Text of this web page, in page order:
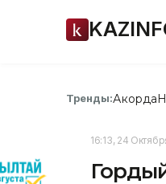
Тренды:Акорда
16:13, 24